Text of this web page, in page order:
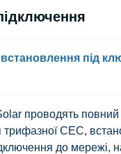
під
проводять
трифазної СЕС,
до мережі,